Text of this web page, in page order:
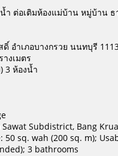
ำ ต่อเติมห้องแม่บ้าน หมู่บ้าน
อำเภอบางกรวย นนทบุรี
งเมตร
3 ห้องน้ำ
Sawat Subdistrict, Bang
sq. wah (200 sq. m);
3 bathrooms